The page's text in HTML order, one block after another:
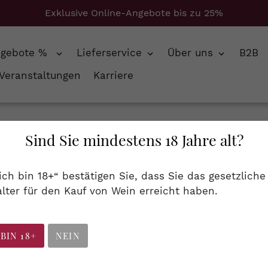
Sind Sie mindestens 18 Jahre alt?
bin 18+“ bestätigen Sie, dass Sie das gesetzliche
für den Kauf von Wein erreicht haben.
18+ NEIN
Exklusive Online-Angebote bis zu 25%
% Lieferservice Über uns
B2B
Karriere
a
m
l
vereint alle alkoholischen Getränke, die